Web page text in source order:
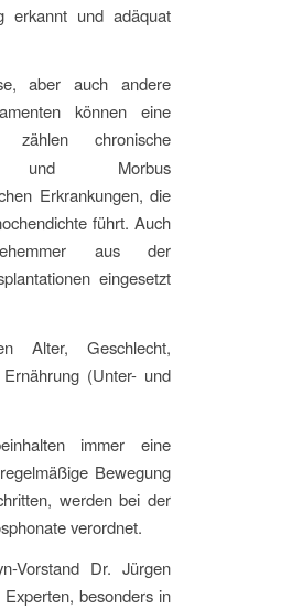
erkannt und adäquat
aber auch andere
können eine
zählen chronische
und Morbus
Erkrankungen, die
führt. Auch
aus der
eingesetzt
Alter, Geschlecht,
(Unter- und
immer eine
Bewegung
werden bei der
verordnet.
Vorstand Dr. Jürgen
besonders in